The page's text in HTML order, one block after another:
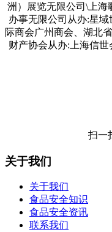
洲）展览无限公司\上海
办事无限公司从办:星
际商会广州商会、湖北
财产协会从办:上海信
扫一
关于我们
关于我们
食品安全知识
食品安全资讯
联系我们